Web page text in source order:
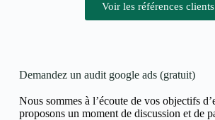
Voir les références clients
Demandez un audit google ads (gratuit)
Nous sommes à l’écoute de vos objectifs
proposons un moment de discussion et de